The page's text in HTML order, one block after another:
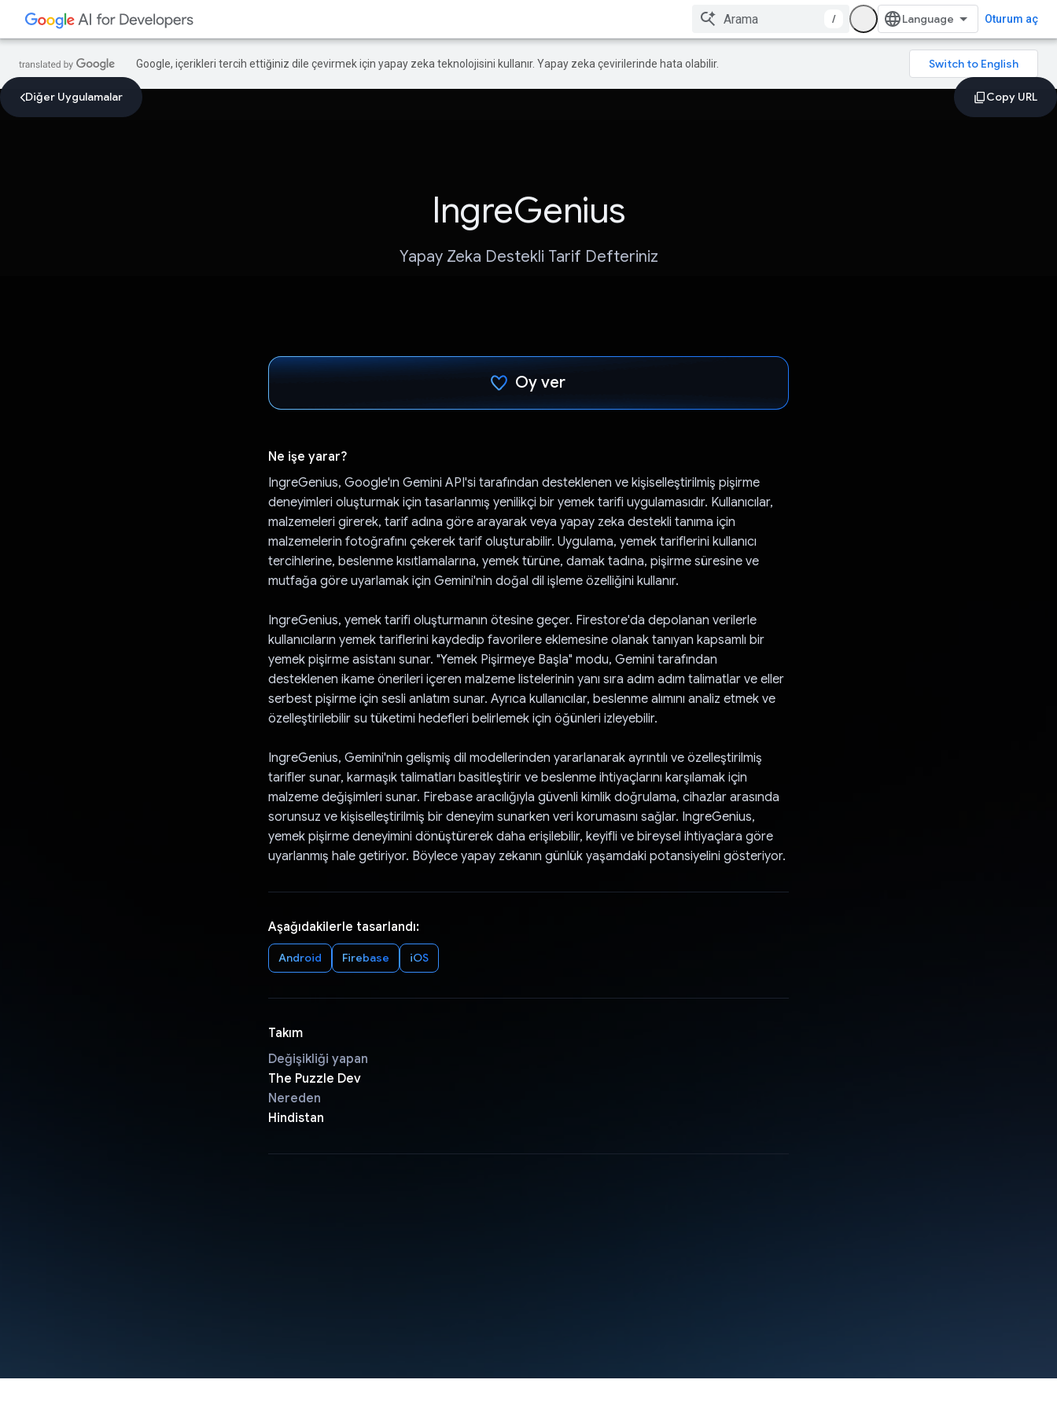
/ Oturum aç
Google, içerikleri tercih ettiğiniz dile çevirmek için yapay zeka teknolojisini kullanır. Yapay zeka çevirilerinde hata olabilir.
Diğer Uygulamalar
IngreGenius
Yapay Zeka Destekli Tarif Defteriniz
Oy ver
Ne işe yarar?
IngreGenius, Google'ın Gemini API'si tarafından desteklenen ve kişiselleştirilmiş pişirme
deneyimleri oluşturmak için tasarlanmış yenilikçi bir yemek tarifi uygulamasıdır. Kullanıcılar,
malzemeleri girerek, tarif adına göre arayarak veya yapay zeka destekli tanıma için
malzemelerin fotoğrafını çekerek tarif oluşturabilir. Uygulama, yemek tariflerini kullanıcı
tercihlerine, beslenme kısıtlamalarına, yemek türüne, damak tadına, pişirme süresine ve
mutfağa göre uyarlamak için Gemini'nin doğal dil işleme özelliğini kullanır.
IngreGenius, yemek tarifi oluşturmanın ötesine geçer. Firestore'da depolanan verilerle
kullanıcıların yemek tariflerini kaydedip favorilere eklemesine olanak tanıyan kapsamlı bir
yemek pişirme asistanı sunar. "Yemek Pişirmeye Başla" modu, Gemini tarafından
desteklenen ikame önerileri içeren malzeme listelerinin yanı sıra adım adım talimatlar ve eller
serbest pişirme için sesli anlatım sunar. Ayrıca kullanıcılar, beslenme alımını analiz etmek ve
özelleştirilebilir su tüketimi hedefleri belirlemek için öğünleri izleyebilir.
IngreGenius, Gemini'nin gelişmiş dil modellerinden yararlanarak ayrıntılı ve özelleştirilmiş
tarifler sunar, karmaşık talimatları basitleştirir ve beslenme ihtiyaçlarını karşılamak için
malzeme değişimleri sunar. Firebase aracılığıyla güvenli kimlik doğrulama, cihazlar arasında
sorunsuz ve kişiselleştirilmiş bir deneyim sunarken veri korumasını sağlar. IngreGenius,
yemek pişirme deneyimini dönüştürerek daha erişilebilir, keyifli ve bireysel ihtiyaçlara göre
uyarlanmış hale getiriyor. Böylece yapay zekanın günlük yaşamdaki potansiyelini gösteriyor.
Aşağıdakilerle tasarlandı:
Android Firebase iOS
Takım
Değişikliği yapan
The Puzzle Dev
Nereden
Hindistan